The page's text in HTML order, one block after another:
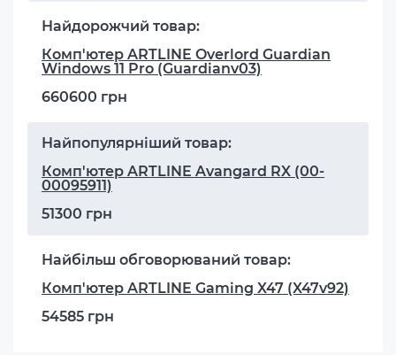
Найдорожчий товар:
Комп'ютер ARTLINE Overlord Guardian
Windows 11 Pro (Guardianv03)
660600 грн
Найпопулярніший товар:
Комп'ютер ARTLINE Avangard RX (00-
00095911)
51300 грн
Найбільш обговорюваний товар:
Комп'ютер ARTLINE Gaming X47 (X47v92)
54585 грн